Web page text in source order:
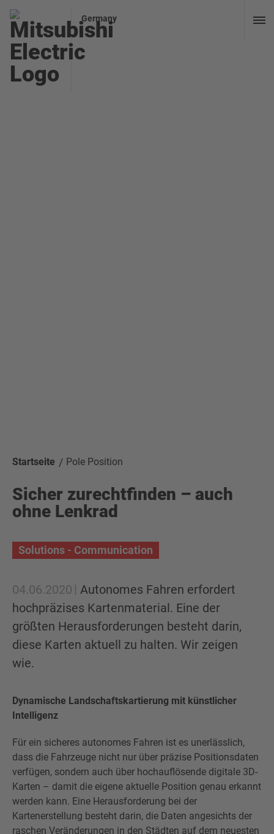
Germany
Startseite Pole Position
Sicher zurechtfinden – auch
ohne Lenkrad
Solutions - Communication
04.06.2020 Autonomes Fahren erfordert
hochpräzises Kartenmaterial. Eine der
größten Herausforderungen besteht darin,
diese Karten aktuell zu halten. Wir zeigen
wie.
Dynamische Landschaftskartierung mit künstlicher
Intelligenz
Für ein sicheres autonomes Fahren ist es unerlässlich,
dass die Fahrzeuge nicht nur über präzise Positionsdaten
verfügen, sondern auch über hochauflösende digitale 3D-
Karten – damit die eigene aktuelle Position genau erkannt
werden kann. Eine Herausforderung bei der
Kartenerstellung besteht darin, die Daten angesichts der
raschen Veränderungen in den Städten auf dem neuesten